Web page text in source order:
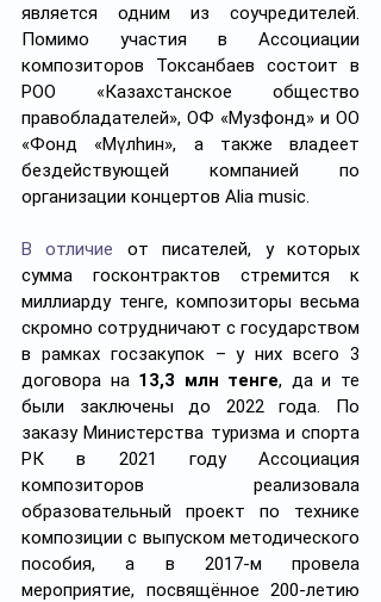
является одним из соучредителей.
Помимо участия в Ассоциации
композиторов Токсанбаев состоит в
РОО «Казахстанское общество
правобладателей», ОФ «Музфонд» и ОО
«Фонд «Мүлhин», а также владеет
бездействующей компанией по
организации концертов Alia music.
В отличие от писателей, у которых
сумма госконтрактов стремится к
миллиарду тенге, композиторы весьма
скромно сотрудничают с государством
в рамках госзакупок – у них всего 3
договора на 13,3 млн тенге, да и те
были заключены до 2022 года. По
заказу Министерства туризма и спорта
РК в 2021 году Ассоциация
композиторов реализовала
образовательный проект по технике
композиции с выпуском методического
пособия, а в 2017-м провела
мероприятие, посвящённое 200-летию